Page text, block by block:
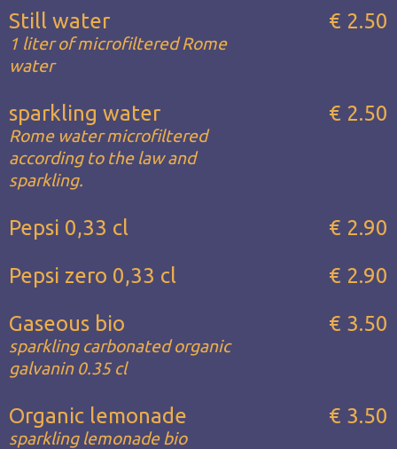
Still water
1 liter of microfiltered Rome
water
€ 2.50
sparkling water
Rome water microfiltered
according to the law and
sparkling.
€ 2.50
Pepsi 0,33 cl
€ 2.90
Pepsi zero 0,33 cl
€ 2.90
Gaseous bio
sparkling carbonated organic
galvanin 0.35 cl
€ 3.50
Organic lemonade
sparkling lemonade bio
€ 3.50